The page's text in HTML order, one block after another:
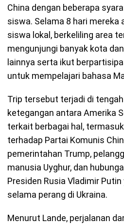
China dengan beberapa
siswa. Selama 8 hari mereka
siswa lokal, berkeliling area
mengunjungi banyak kota
lainnya serta ikut
untuk mempelajari bahasa
Trip tersebut terjadi di
ketegangan antara Amerika
terkait berbagai hal,
terhadap Partai Komunis
pemerintahan Trump,
manusia Uyghur, dan
Presiden Rusia Vladimir
selama perang di Ukraina.
Menurut Lande, perjalanan